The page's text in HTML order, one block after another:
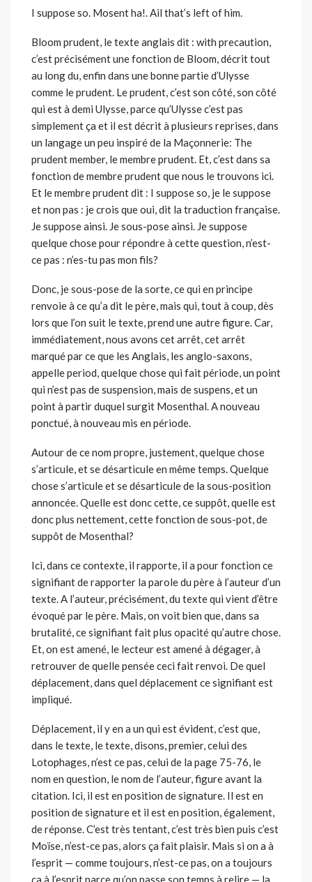
I suppose so. Mosent ha!. Ail that’s left of him.
Bloom prudent, le texte anglais dit : with precaution,
c’est précisément une fonction de Bloom, décrit tout
au long du, enfin dans une bonne partie d’Ulysse
comme le prudent. Le prudent, c’est son côté, son côté
qui est à demi Ulysse, parce qu’Ulysse c’est pas
simplement ça et il est décrit à plusieurs reprises, dans
un langage un peu inspiré de la Maçonnerie: The
prudent member, le membre prudent. Et, c’est dans sa
fonction de membre prudent que nous le trouvons ici.
Et le membre prudent dit : I suppose so, je le suppose
et non pas : je crois que oui, dit la traduction française.
Je suppose ainsi. Je sous-pose ainsi. Je suppose
quelque chose pour répondre à cette question, n’est-
ce pas : n’es-tu pas mon fils?
Donc, je sous-pose de la sorte, ce qui en principe
renvoie à ce qu’a dit le père, mais qui, tout à coup, dès
lors que l’on suit le texte, prend une autre figure. Car,
immédiatement, nous avons cet arrêt, cet arrêt
marqué par ce que les Anglais, les anglo-saxons,
appelle period, quelque chose qui fait période, un point
qui n’est pas de suspension, mais de suspens, et un
point à partir duquel surgit Mosenthal. A nouveau
ponctué, à nouveau mis en période.
Autour de ce nom propre, justement, quelque chose
s’articule, et se désarticule en même temps. Quelque
chose s’articule et se désarticule de la sous-position
annoncée. Quelle est donc cette, ce suppôt, quelle est
donc plus nettement, cette fonction de sous-pot, de
suppôt de Mosenthal?
Ici, dans ce contexte, il rapporte, il a pour fonction ce
signifiant de rapporter la parole du père à l’auteur d’un
texte. A l’auteur, précisément, du texte qui vient d’être
évoqué par le père. Mais, on voit bien que, dans sa
brutalité, ce signifiant fait plus opacité qu’autre chose.
Et, on est amené, le lecteur est amené à dégager, à
retrouver de quelle pensée ceci fait renvoi. De quel
déplacement, dans quel déplacement ce signifiant est
impliqué.
Déplacement, il y en a un qui est évident, c’est que,
dans le texte, le texte, disons, premier, celui des
Lotophages, n’est ce pas, celui de la page 75-76, le
nom en question, le nom de l’auteur, figure avant la
citation. Ici, il est en position de signature. Il est en
position de signature et il est en position, également,
de réponse. C’est très tentant, c’est très bien puis c’est
Moïse, n’est-ce pas, alors ça fait plaisir. Mais si on a à
l’esprit — comme toujours, n’est-ce pas, on a toujours
ça à l’esprit parce qu’on passe son temps à relire — la